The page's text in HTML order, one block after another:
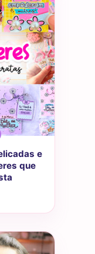
e
que